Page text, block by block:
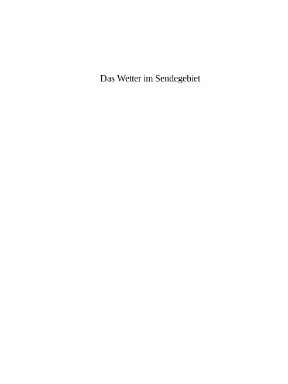
Das Wetter im Sendegebiet